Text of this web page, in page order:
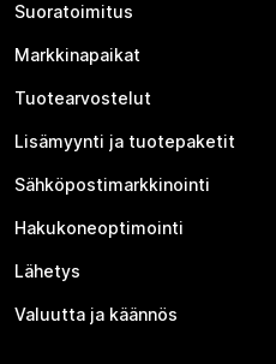
Suoratoimitus
Markkinapaikat
Tuotearvostelut
Lisämyynti ja tuotepaketit
Sähköpostimarkkinointi
Hakukoneoptimointi
Lähetys
Valuutta ja käännös